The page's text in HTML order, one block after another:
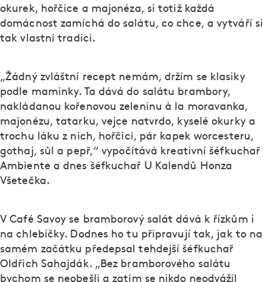
okurek, hořčice a majonéza, si totiž každá
domácnost zamíchá do salátu, co chce, a vytváří si
tak vlastní tradici.
„Žádný zvláštní recept nemám, držím se klasiky
podle maminky. Ta dává do salátu brambory,
nakládanou kořenovou zeleninu à la moravanka,
majonézu, tatarku, vejce natvrdo, kyselé okurky a
trochu láku z nich, hořčici, pár kapek worcesteru,
gothaj, sůl a pepř,“ vypočítává kreativní šéfkuchař
Ambiente a dnes šéfkuchař U Kalendů Honza
Všetečka.
V Café Savoy se bramborový salát dává k řízkům i
na chlebíčky. Dodnes ho tu připravují tak, jak to na
samém začátku předepsal tehdejší šéfkuchař
Oldřich Sahajdák. „Bez bramborového salátu
bychom se neobešli a zatím se nikdo neodvážil